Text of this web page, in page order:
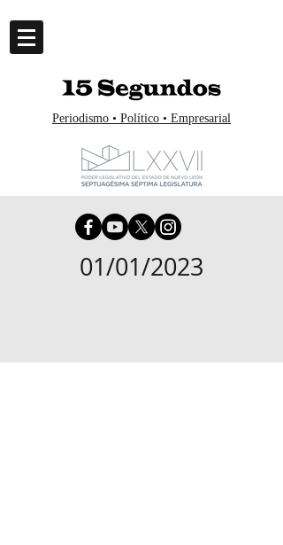
Periodismo • Político • Empresarial
01/01/2023